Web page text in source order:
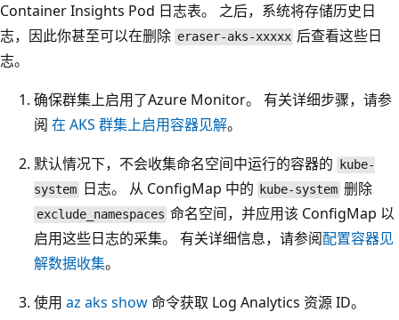
Container Insights Pod 日志表。 之后，系统将存储历史日
志，因此你甚至可以在删除 eraser-aks-xxxxx 后查看这些日
志。
确保群集上启用了Azure Monitor。 有关详细步骤，请参
阅 在 AKS 群集上启用容器见解。
默认情况下，不会收集命名空间中运行的容器的
kube-
system 日志。 从 ConfigMap 中的 kube-system 删除
exclude_namespaces 命名空间，并应用该 ConfigMap 以
启用这些日志的采集。 有关详细信息，请参阅配置容器见
解数据收集。
使用 az aks show命令获取 Log Analytics 资源 ID。